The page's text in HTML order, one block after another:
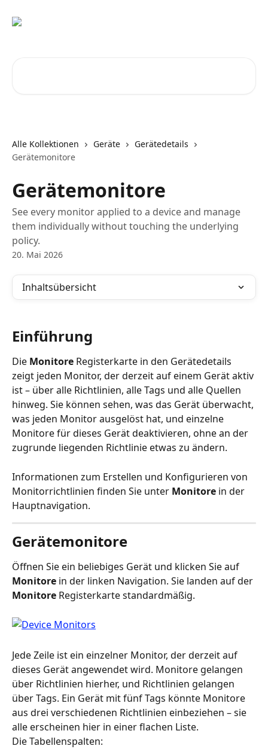
Alle Kollektionen Geräte
Gerätedetails
Gerätemonitore
Gerätemonitore
See every monitor applied to a device and manage
them individually without touching the underlying
policy.
20. Mai 2026
Inhaltsübersicht
Einführung
Die Monitore Registerkarte in den Gerätedetails
zeigt jeden Monitor, der derzeit auf einem Gerät aktiv
ist – über alle Richtlinien, alle Tags und alle Quellen
hinweg. Sie können sehen, was das Gerät überwacht,
was jeden Monitor ausgelöst hat, und einzelne
Monitore für dieses Gerät deaktivieren, ohne an der
zugrunde liegenden Richtlinie etwas zu ändern.
Informationen zum Erstellen und Konfigurieren von
Monitorrichtlinien finden Sie unter Monitore in der
Hauptnavigation.
Gerätemonitore
Öffnen Sie ein beliebiges Gerät und klicken Sie auf
Monitore in der linken Navigation. Sie landen auf der
Monitore Registerkarte standardmäßig.
Jede Zeile ist ein einzelner Monitor, der derzeit auf
dieses Gerät angewendet wird. Monitore gelangen
über Richtlinien hierher, und Richtlinien gelangen
über Tags. Ein Gerät mit fünf Tags könnte Monitore
aus drei verschiedenen Richtlinien einbeziehen – sie
alle erscheinen hier in einer flachen Liste.
Die Tabellenspalten: